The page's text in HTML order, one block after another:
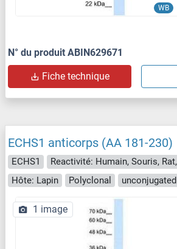
WB
N° du produit ABIN629671
Fiche technique
ECHS1 anticorps (AA 181-230)
ECHS1
Hôte: Lapin
Polyclonal unconjugated
1 image